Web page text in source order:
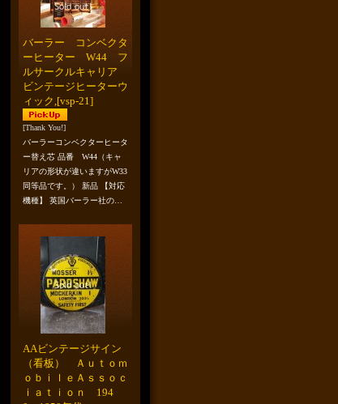
バーラー コンベクタ
ーヒーター W44 フ
ルサークルキャリア
ビンテージヒーターウ
ィック,[vsp-21]
[Thank You!]
バーラーコンベクターヒータ
ー替え芯 品番 W44（キャ
リアの形状が違いますがW33
同等品です。） 新品 【対応
機種】 英国バーラー社の…
AAビンテージサイン
（看板） Ａｕｔｏｍ
ｏｂｉｌｅＡｓｓｏｃ
ｉａｔｉｏｎ 194